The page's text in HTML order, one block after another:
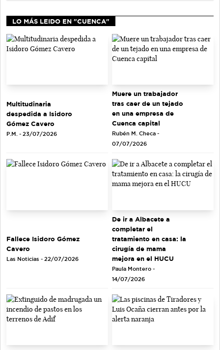
LO MÁS LEIDO EN "CUENCA"
Multitudinaria
despedida a Isidoro
Gómez Cavero
P.M. - 23/07/2026
Muere un trabajador
tras caer de un tejado
en una empresa de
Cuenca capital
Rubén M. Checa -
07/07/2026
Fallece Isidoro Gómez
Cavero
Las Noticias - 22/07/2026
De ir a Albacete a
completar el
tratamiento en casa: la
cirugía de mama
mejora en el HUCU
Paula Montero -
14/07/2026